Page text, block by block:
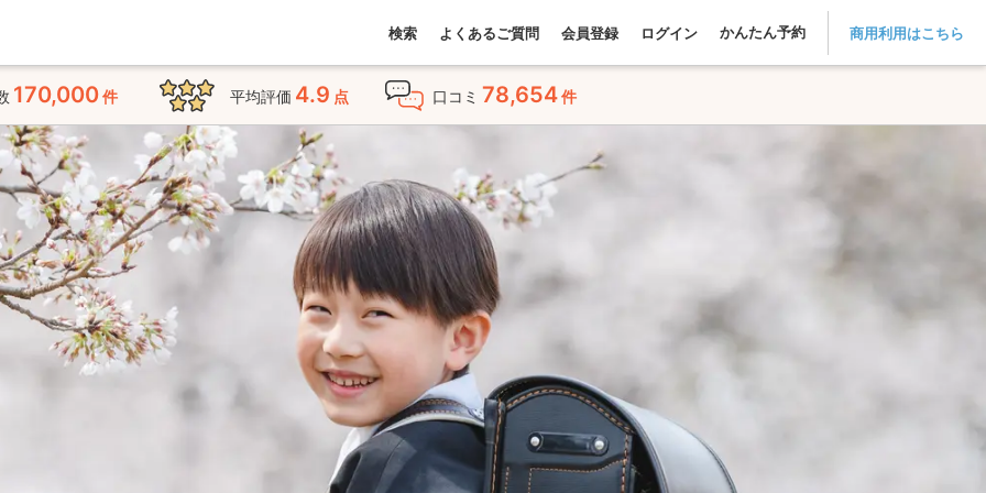
検索 よくあるご質問 会員登録 ログイン かんたん予約 商用利用はこちら
170,000件 平均評価 4.9 点 口コミ 78,654件